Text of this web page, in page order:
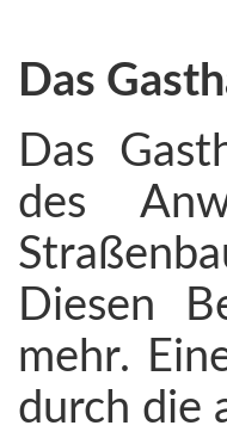
Das
Das
des
Diesen
mehr.
durch die